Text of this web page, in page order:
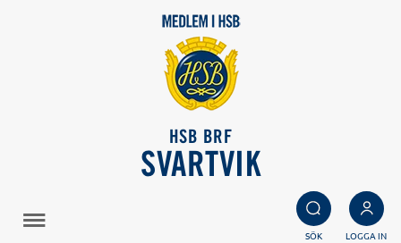
HSB BRF
SVARTVIK
SÖK LOGGA IN